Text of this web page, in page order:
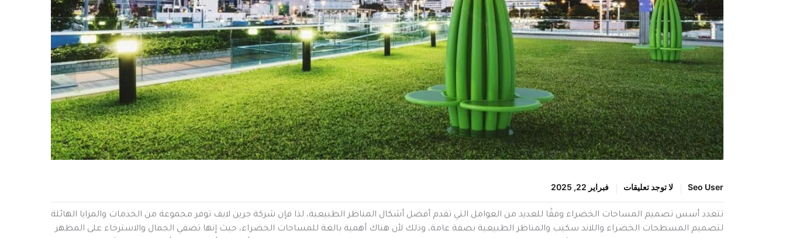
Seo User لا توجد تعليقات فبراير 22, 2025
تتعدد أسس تصميم المساحات الخضراء وفقًا للعديد من العوامل التي تقدم أفضل أشكال المناظر الطبيعية، لذا فإن شركة جرين لايف توفر مجموعة من الخدمات والمزايا الهائلة
لتصميم المسطحات الخضراء واللاند سكيب والمناظر الطبيعية بصفة عامة، وذلك لأن هناك أهمية بالغة للمساحات الخضراء، حيث إنها تضفي الجمال والاسترخاء على المظهر